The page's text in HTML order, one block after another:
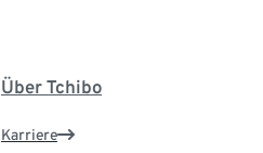
Über Tchibo
Karriere